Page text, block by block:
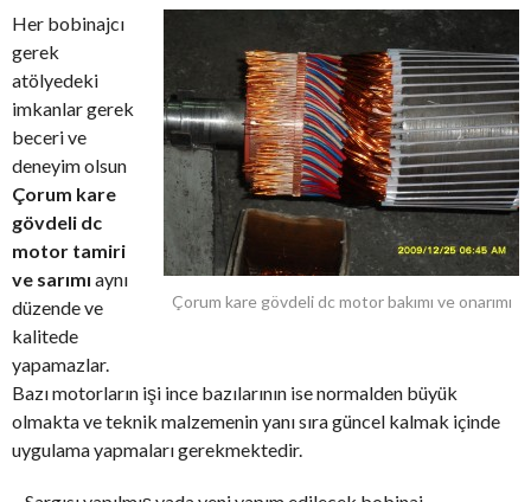
Çorum kare gövdeli dc motor bakımı ve onarımı
Her bobinajcı
gerek
atölyedeki
imkanlar gerek
beceri ve
deneyim olsun
Çorum kare
gövdeli dc
motor tamiri
ve sarımı aynı
düzende ve
kalitede
yapamazlar.
Bazı motorların işi ince bazılarının ise normalden büyük
olmakta ve teknik malzemenin yanı sıra güncel kalmak içinde
uygulama yapmaları gerekmektedir.